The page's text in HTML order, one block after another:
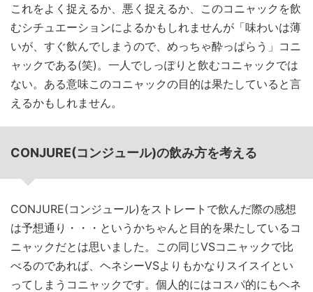
これをよく捉えるか、悪く捉えるか、このコニャックを飲
むシチュエーションによるかもしれませんが「味わいは薄
いが、すぐ飲んでしまうので、めっちゃ酔っぱらう」コニ
ャックである(笑)。一人でしっぽりと飲むコニャックでは
ない。ある意味このコニャックの目的は果たしていると言
えるかもしれません。
CONJURE(コンジュール)の飲み方を考える
CONJURE(コンジュール)をストレートで飲んだ際の感想
は予想通り・・・というかちゃんと目的を果たしているコ
ニャックだとは思いました。この同じVSコニャックで比
べるのであれば、ヘネシーVSよりもかなりスイスイとい
ってしまうコニャックです。個人的にはコスパ的にもヘネ